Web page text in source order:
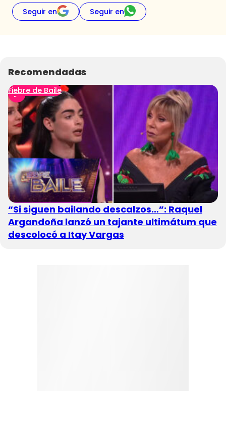
Seguir en Seguir en
Recomendadas
Fiebre de Baile
“Si siguen bailando descalzos…”: Raquel
Argandoña lanzó un tajante ultimátum que
descolocó a Itay Vargas